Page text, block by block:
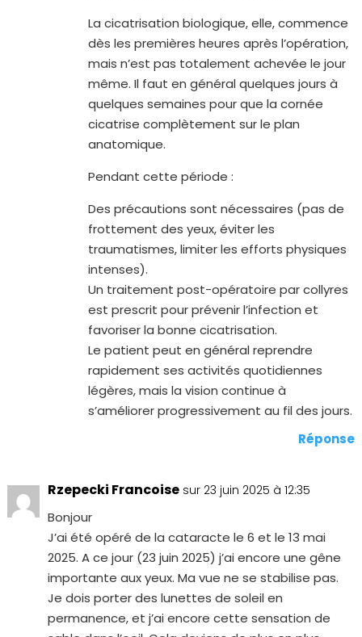
La cicatrisation biologique, elle, commence
dès les premières heures après l’opération,
mais n’est pas totalement achevée le jour
même. Il faut en général quelques jours à
quelques semaines pour que la cornée
cicatrise complètement sur le plan
anatomique.
Pendant cette période :
Des précautions sont nécessaires (pas de
frottement des yeux, éviter les
traumatismes, limiter les efforts physiques
intenses).
Un traitement post-opératoire par collyres
est prescrit pour prévenir l’infection et
favoriser la bonne cicatrisation.
Le patient peut en général reprendre
rapidement ses activités quotidiennes
légères, mais la vision continue à
s’améliorer progressivement au fil des jours.
Réponse
Rzepecki Francoise sur 23 juin 2025 à 12:35
Bonjour
J’ai été opéré de la cataracte le 6 et le 13 mai
2025. A ce jour (23 juin 2025) j’ai encore une gêne
importante aux yeux. Ma vue ne se stabilise pas.
Je dois porter des lunettes de soleil en
permanence, et j’ai encore cette sensation de